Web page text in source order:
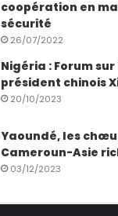
coopération en
sécurité
26/07/2022
Nigéria : Forum
président chinois
20/10/2023
Yaoundé, les
Cameroun-Asie
03/12/2023